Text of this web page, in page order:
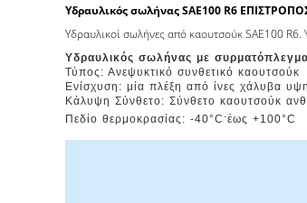
Υδραυλικός σωλήνας SAE100 R6
Υδραυλικοί σωλήνες από καουτσούκ SAE100 R6.
Υδραυλικός σωλήνας με
Τύπος: Ανεψυκτικό συνθετικό καουτσούκ
Ενίσχυση: μία πλέξη από ίνες χάλυβα
Κάλυψη Σύνθετο: Σύνθετο καουτσούκ
Πεδίο θερμοκρασίας: -40°C έως +100°C